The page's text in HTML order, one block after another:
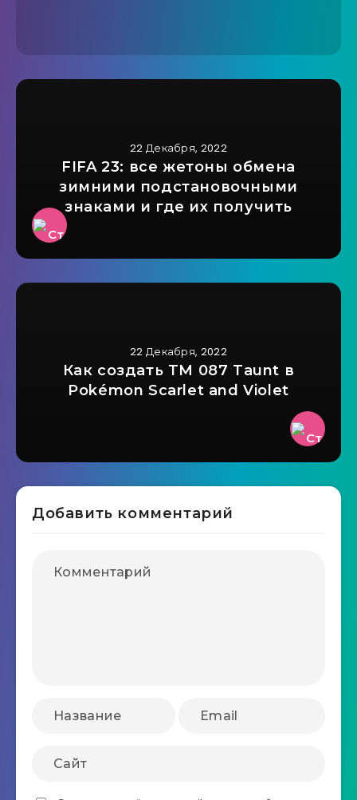
22 Декабря, 2022
FIFA 23: все жетоны обмена
зимними подстановочными
знаками и где их получить
22 Декабря, 2022
Как создать TM 087 Taunt в
Pokémon Scarlet and Violet
Добавить комментарий